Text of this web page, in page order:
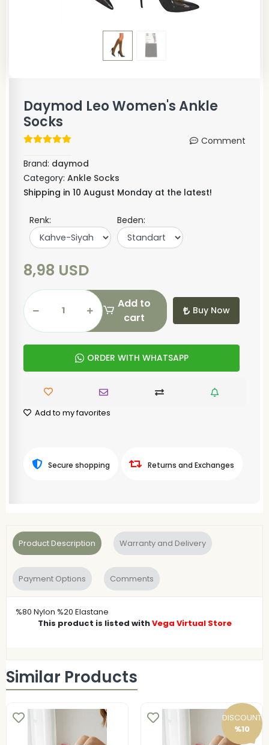
Daymod Leo Women's Ankle
Socks
Comment
Brand: daymod
Category: Ankle Socks
Shipping in 10 August Monday at the latest!
Renk: Beden:
8,98 USD
Add to
cart
Buy Now
ORDER WITH WHATSAPP
Add to my favorites
Secure shopping Returns and Exchanges
Product Description Warranty and Delivery
Payment Options Comments
%80 Nylon %20 Elastane
This product is listed withVega Virtual Store
Similar Products
DISCOUNT
%10